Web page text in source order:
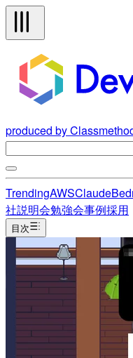
produced by
TrendingAWSClaude
社説明会勉強会事例採用
目次